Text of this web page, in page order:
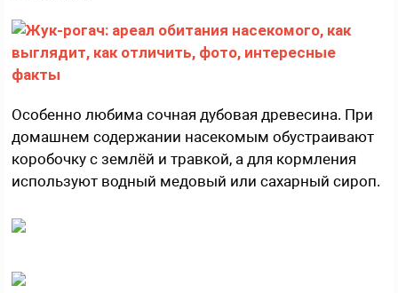
Особенно любима сочная дубовая древесина. При
домашнем содержании насекомым обустраивают
коробочку с землёй и травкой, а для кормления
используют водный медовый или сахарный сироп.